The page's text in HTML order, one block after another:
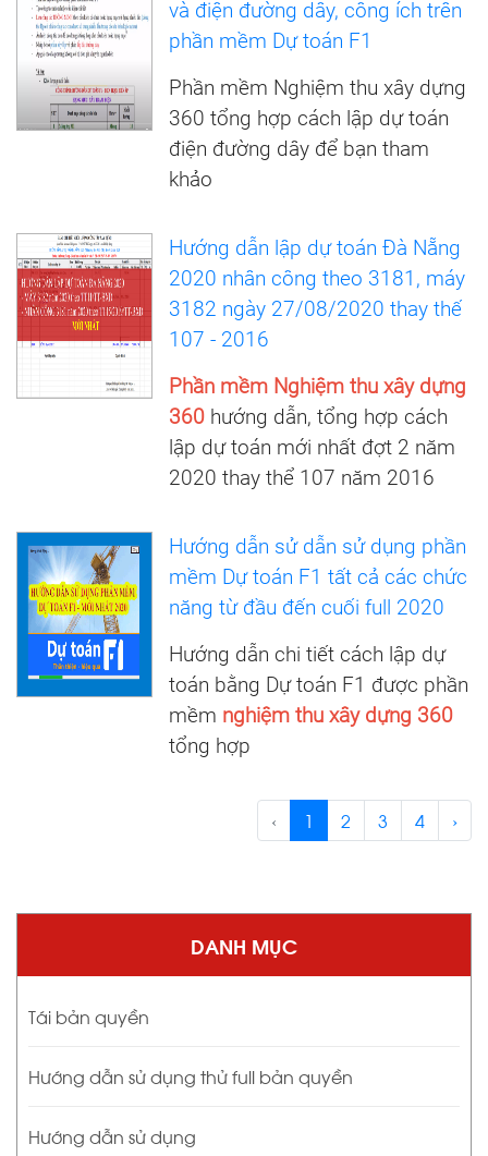
DANH MỤC
Tái bản quyền
Hướng dẫn sử dụng thử full bản quyền
Hướng dẫn sử dụng
và điện đường dây, công ích trên
phần mềm Dự toán F1
Phần mềm Nghiệm thu xây dựng
360 tổng hợp cách lập dự toán
điện đường dây để bạn tham
khảo
Hướng dẫn lập dự toán Đà Nẵng
2020 nhân công theo 3181, máy
3182 ngày 27/08/2020 thay thế
107 - 2016
Phần mềm Nghiệm thu xây dựng
360 hướng dẫn, tổng hợp cách
lập dự toán mới nhất đợt 2 năm
2020 thay thể 107 năm 2016
Hướng dẫn sử dẫn sử dụng phần
mềm Dự toán F1 tất cả các chức
năng từ đầu đến cuối full 2020
Hướng dẫn chi tiết cách lập dự
toán bằng Dự toán F1 được phần
mềm nghiệm thu xây dựng 360
tổng hợp
‹ 1 2 3 4 ›